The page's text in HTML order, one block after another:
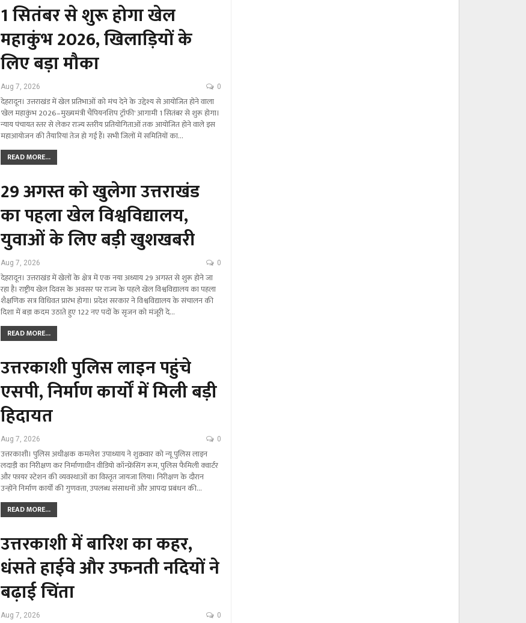
1 सितंबर से शुरू होगा खेल
महाकुंभ 2026, खिलाड़ियों के
लिए बड़ा मौका
Aug 7, 2026 0
देहरादून। उत्तराखंड में खेल प्रतिभाओं को मंच देने के उद्देश्य से आयोजित होने वाला
'खेल महाकुंभ 2026–मुख्यमंत्री चैंपियनशिप ट्रॉफी' आगामी 1 सितंबर से शुरू होगा।
न्याय पंचायत स्तर से लेकर राज्य स्तरीय प्रतियोगिताओं तक आयोजित होने वाले इस
महाआयोजन की तैयारियां तेज हो गई हैं। सभी जिलों में समितियों का…
READ MORE...
29 अगस्त को खुलेगा उत्तराखंड
का पहला खेल विश्वविद्यालय,
युवाओं के लिए बड़ी खुशखबरी
Aug 7, 2026 0
देहरादून। उत्तराखंड में खेलों के क्षेत्र में एक नया अध्याय 29 अगस्त से शुरू होने जा
रहा है। राष्ट्रीय खेल दिवस के अवसर पर राज्य के पहले खेल विश्वविद्यालय का पहला
शैक्षणिक सत्र विधिवत प्रारंभ होगा। प्रदेश सरकार ने विश्वविद्यालय के संचालन की
दिशा में बड़ा कदम उठाते हुए 122 नए पदों के सृजन को मंजूरी दे…
READ MORE...
उत्तरकाशी पुलिस लाइन पहुंचे
एसपी, निर्माण कार्यों में मिली बड़ी
हिदायत
Aug 7, 2026 0
उत्तरकाशी। पुलिस अधीक्षक कमलेश उपाध्याय ने शुक्रवार को न्यू पुलिस लाइन
लदाड़ी का निरीक्षण कर निर्माणाधीन वीडियो कॉन्फ्रेंसिंग रूम, पुलिस फैमिली क्वार्टर
और फायर स्टेशन की व्यवस्थाओं का विस्तृत जायजा लिया। निरीक्षण के दौरान
उन्होंने निर्माण कार्यों की गुणवत्ता, उपलब्ध संसाधनों और आपदा प्रबंधन की…
READ MORE...
उत्तरकाशी में बारिश का कहर,
धंसते हाईवे और उफनती नदियों ने
बढ़ाई चिंता
Aug 7, 2026 0